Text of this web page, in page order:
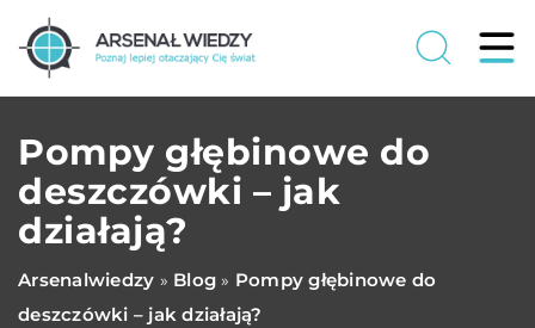
Pompy głębinowe do
deszczówki – jak
działają?
Arsenalwiedzy » Blog » Pompy głębinowe do
deszczówki – jak działają?